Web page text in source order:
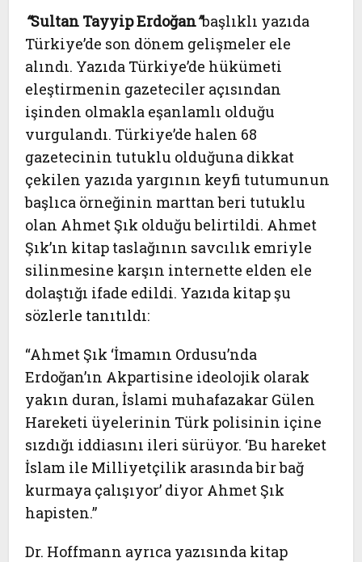
“Sultan Tayyip Erdoğan”başlıklı yazıda
Türkiye’de son dönem gelişmeler ele
alındı. Yazıda Türkiye’de hükümeti
eleştirmenin gazeteciler açısından
işinden olmakla eşanlamlı olduğu
vurgulandı. Türkiye’de halen 68
gazetecinin tutuklu olduğuna dikkat
çekilen yazıda yargının keyfi tutumunun
başlıca örneğinin marttan beri tutuklu
olan Ahmet Şık olduğu belirtildi. Ahmet
Şık’ın kitap taslağının savcılık emriyle
silinmesine karşın internette elden ele
dolaştığı ifade edildi. Yazıda kitap şu
sözlerle tanıtıldı:
“Ahmet Şık ‘İmamın Ordusu’nda
Erdoğan’ın Akpartisine ideolojik olarak
yakın duran, İslami muhafazakar Gülen
Hareketi üyelerinin Türk polisinin içine
sızdığı iddiasını ileri sürüyor. ‘Bu hareket
İslam ile Milliyetçilik arasında bir bağ
kurmaya çalışıyor’ diyor Ahmet Şık
hapisten.”
Dr. Hoffmann ayrıca yazısında kitap